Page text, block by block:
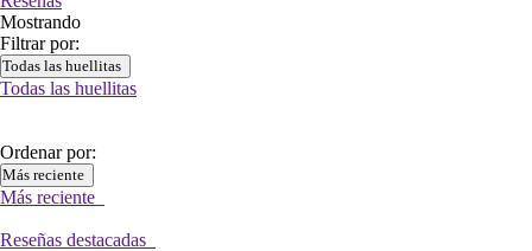
Mostrando
Filtrar por:
Todas las huellitas
Todas las huellitas
Ordenar por:
Más reciente
Más reciente
Reseñas destacadas